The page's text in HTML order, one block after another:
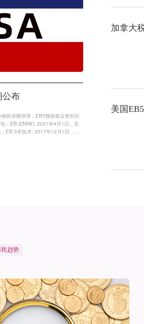
公布
民排期停滞，EB5预留签证类别仍
；EB-2(NIW): 2021年4月1日，无
EB-3非技术: 2017年12月1日，无
加拿大
美国
民趋势